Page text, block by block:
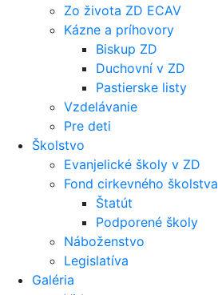
Zo života ZD ECAV
Kázne a príhovory
Biskup ZD
Duchovní v ZD
Pastierske listy
Vzdelávanie
Pre deti
Školstvo
Evanjelické školy v ZD
Fond cirkevného školstva
Štatút
Podporené školy
Náboženstvo
Legislatíva
Galéria